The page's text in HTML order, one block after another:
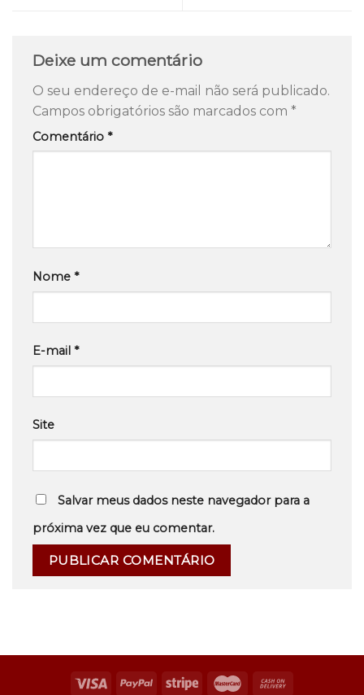
Deixe um comentário
O seu endereço de e-mail não será publicado.
Campos obrigatórios são marcados com *
Comentário *
Nome *
E-mail *
Site
Salvar meus dados neste navegador para a
próxima vez que eu comentar.